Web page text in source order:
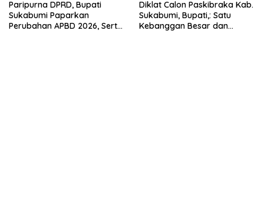
Paripurna DPRD, Bupati
Sukabumi Paparkan
Perubahan APBD 2026, Serta
Diklat Calon Paskibraka Kab.
Sukabumi, Bupati,: Satu
Kebanggan Besar dan